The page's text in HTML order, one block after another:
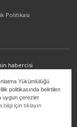
Yükümlülüğü
politikasında belirtilen
uygun çerezler
bilgi için tıklayın
Politikası
habercisi